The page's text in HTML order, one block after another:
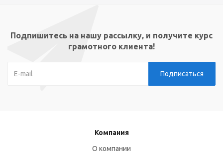
Подпишитесь на нашу рассылку, и получите курс
грамотного клиента!
Компания
О компании